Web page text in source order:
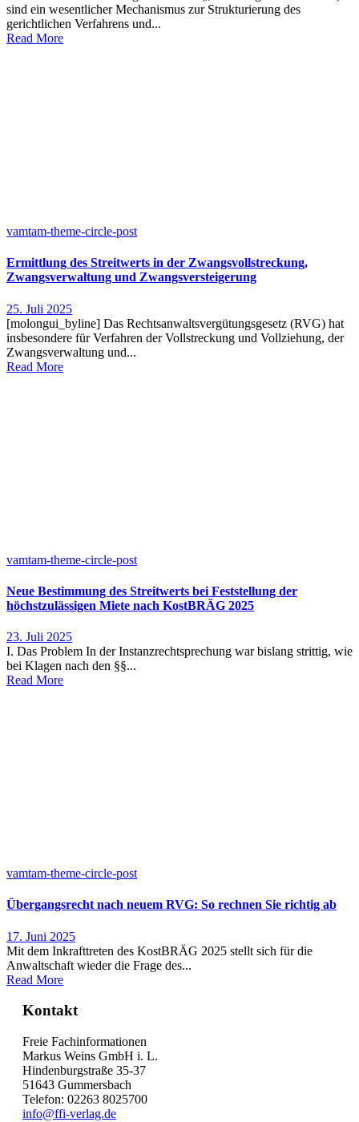
sind ein wesentlicher Mechanismus zur Strukturierung des
gerichtlichen Verfahrens und...
Read More
vamtam-theme-circle-post
Ermittlung des Streitwerts in der Zwangsvollstreckung,
Zwangsverwaltung und Zwangsversteigerung
25. Juli 2025
[molongui_byline] Das Rechtsanwaltsvergütungsgesetz (RVG) hat
insbesondere für Verfahren der Vollstreckung und Vollziehung, der
Zwangsverwaltung und...
Read More
vamtam-theme-circle-post
Neue Bestimmung des Streitwerts bei Feststellung der
höchstzulässigen Miete nach KostBRÄG 2025
23. Juli 2025
I. Das Problem In der Instanzrechtsprechung war bislang strittig, wie
bei Klagen nach den §§...
Read More
vamtam-theme-circle-post
Übergangsrecht nach neuem RVG: So rechnen Sie richtig ab
17. Juni 2025
Mit dem Inkrafttreten des KostBRÄG 2025 stellt sich für die
Anwaltschaft wieder die Frage des...
Read More
Kontakt
Freie Fachinformationen
Markus Weins GmbH i. L.
Hindenburgstraße 35-37
51643 Gummersbach
Telefon: 02263 8025700
info@ffi-verlag.de